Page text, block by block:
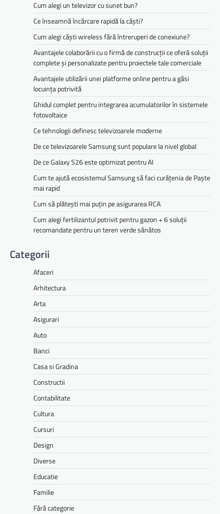
Cum alegi un televizor cu sunet bun?
Ce înseamnă încărcare rapidă la căști?
Cum alegi căști wireless fără întreruperi de conexiune?
Avantajele colaborării cu o firmă de construcții ce oferă soluții
complete și personalizate pentru proiectele tale comerciale
Avantajele utilizării unei platforme online pentru a găsi
locuința potrivită
Ghidul complet pentru integrarea acumulatorilor în sistemele
fotovoltaice
Ce tehnologii definesc televizoarele moderne
De ce televizoarele Samsung sunt populare la nivel global
De ce Galaxy S26 este optimizat pentru AI
Cum te ajută ecosistemul Samsung să faci curățenia de Paște
mai rapid
Cum să plătești mai puțin pe asigurarea RCA
Cum alegi fertilizantul potrivit pentru gazon + 6 soluții
recomandate pentru un teren verde sănătos
Categorii
Afaceri
Arhitectura
Arta
Asigurari
Auto
Banci
Casa si Gradina
Constructii
Contabilitate
Cultura
Cursuri
Design
Diverse
Educatie
Familie
Fără categorie